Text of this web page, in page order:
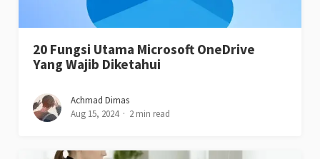
20 Fungsi Utama Microsoft OneDrive
Yang Wajib Diketahui
Achmad Dimas
Aug 15, 2024
2 min read